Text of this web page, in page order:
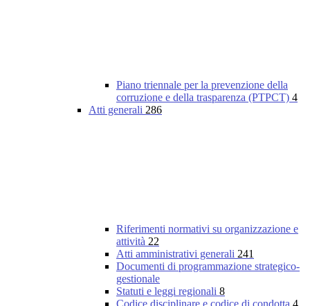
Piano triennale per la prevenzione della
corruzione e della trasparenza (PTPCT) 4
Atti generali 286
Riferimenti normativi su organizzazione e
attività 22
Atti amministrativi generali 241
Documenti di programmazione strategico-
gestionale
Statuti e leggi regionali 8